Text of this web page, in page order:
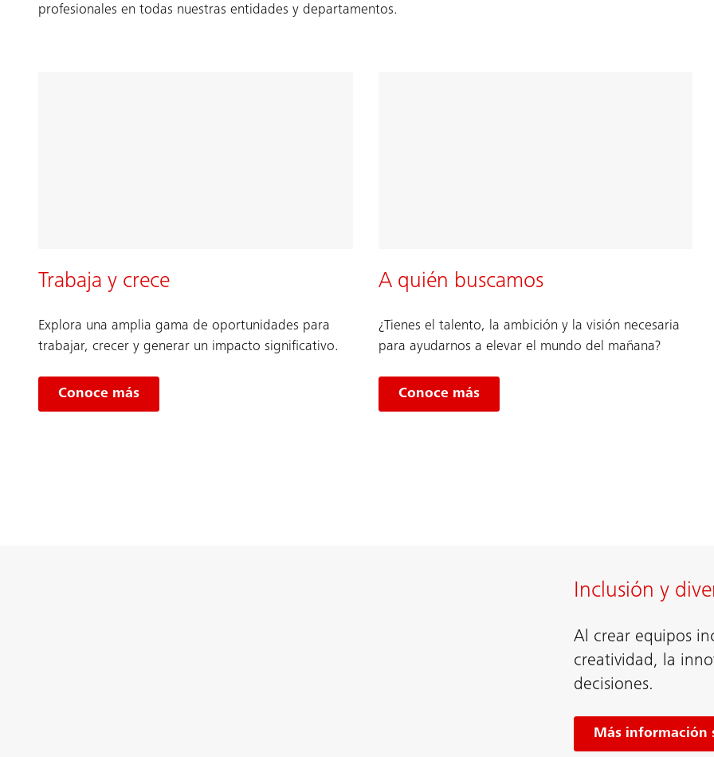
profesionales en todas nuestras entidades y departamentos.
Trabaja y crece
Explora una amplia gama de oportunidades para
trabajar, crecer y generar un impacto significativo.
Conoce más
A quién buscamos
¿Tienes el talento, la ambición y la visión necesaria
para ayudarnos a elevar el mundo del mañana?
Conoce más
Inclusión y
Al crear equipos
creatividad, la
decisiones.
Más información